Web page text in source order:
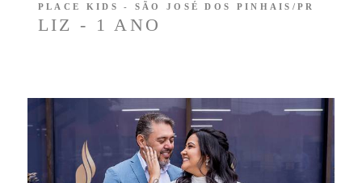
LIZ - 1 ANO
PLACE KIDS - SÃO JOSÉ DOS PINHAIS/PR